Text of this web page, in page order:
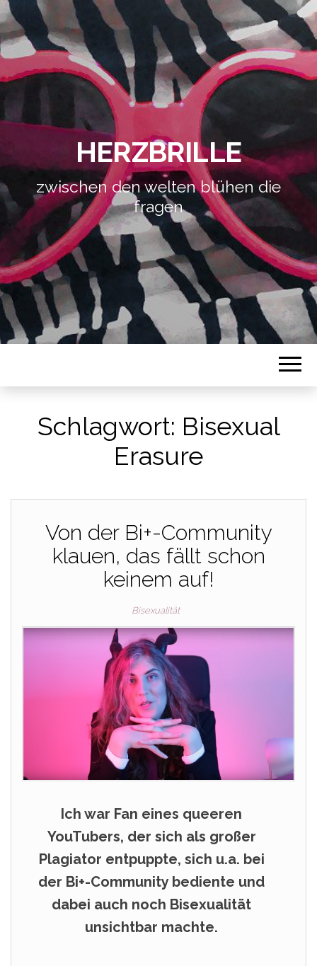
HERZBRILLE
zwischen den welten blühen die
fragen
Schlagwort: Bisexual
Erasure
Von der Bi+-Community
klauen, das fällt schon
keinem auf!
Bisexualität
Ich war Fan eines queeren
YouTubers, der sich als großer
Plagiator entpuppte, sich u.a. bei
der Bi+-Community bediente und
dabei auch noch Bisexualität
unsichtbar machte.